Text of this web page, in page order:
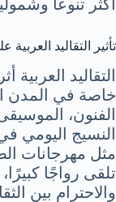
أكثر تنوعاً
تأثير التقاليد العربية
التقاليد
خاصة في المدن
الفنون،
النسيج اليومي
مثل مهرجانات
تلقى رواجًا
والاحترام بين